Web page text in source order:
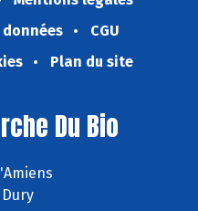
CGU
Plan du site
Du Bio